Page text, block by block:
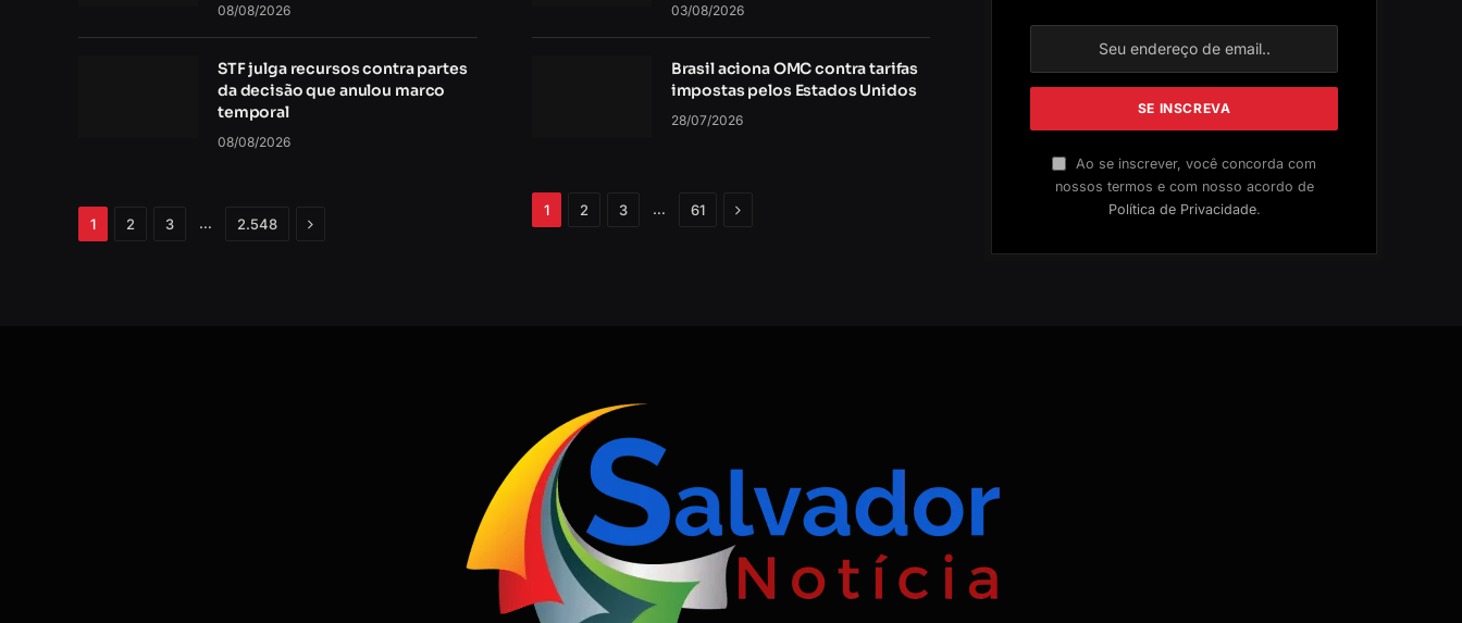
08/08/2026
STF julga recursos contra partes
da decisão que anulou marco
temporal
08/08/2026
1 2 3 … 2.548 Próximo
03/08/2026
Brasil aciona OMC contra tarifas
impostas pelos Estados Unidos
28/07/2026
1 2 3 … 61 Próximo
Ao se inscrever, você concorda com
nossos termos e com nosso acordo de
Política de Privacidade.